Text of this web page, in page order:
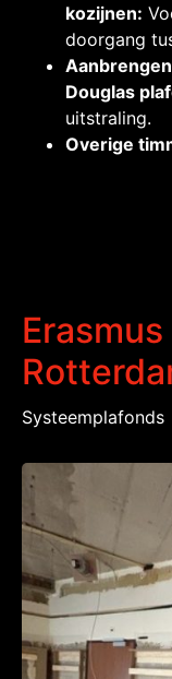
kozijnen:
doorgang
Douglas
uitstraling.
Overige
Systeemplafonds